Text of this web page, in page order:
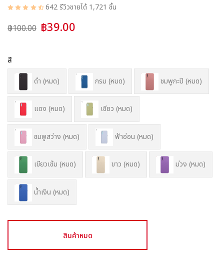
642 รีวิวขายได้ 1,721 ชิ้น
฿100.00 ฿39.00
สี
ดำ (หมด) กรม (หมด) ชมพูกะปิ (หมด)
แดง (หมด) เขียว (หมด)
ชมพูสว่าง (หมด) ฟ้าอ่อน (หมด)
เขียวเข้ม (หมด) ขาว (หมด) ม่วง (หมด)
น้ำเงิน (หมด)
สินค้าหมด